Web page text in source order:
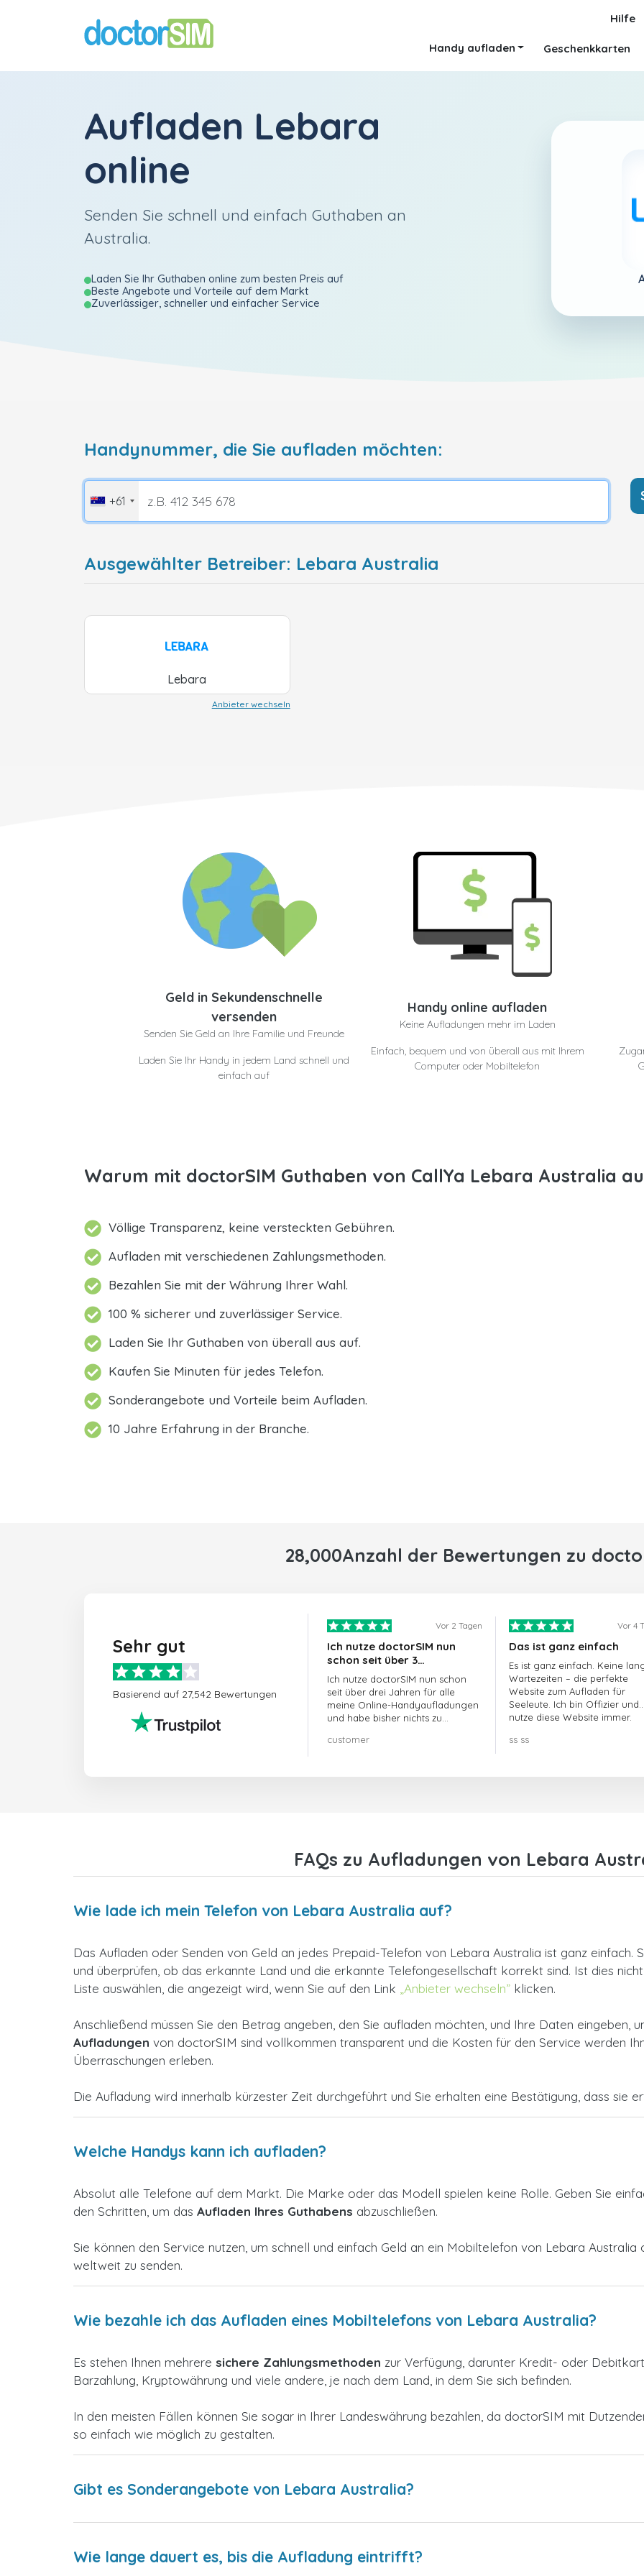
Hilfe
Handy aufladen Geschenkkarten
Aufladen Lebara
online
Senden Sie schnell und einfach Guthaben an
Australia.
Laden Sie Ihr Guthaben online zum besten Preis auf
Beste Angebote und Vorteile auf dem Markt
Zuverlässiger, schneller und einfacher Service
Handynummer, die Sie aufladen möchten:
+61
Ausgewählter Betreiber: Lebara Australia
Lebara
Anbieter wechseln
Geld in Sekundenschnelle
versenden
Senden Sie Geld an Ihre Familie und Freunde
Laden Sie Ihr Handy in jedem Land schnell und
einfach auf
Handy online aufladen
Keine Aufladungen mehr im Laden
Einfach, bequem und von überall aus mit Ihrem
Computer oder Mobiltelefon
Warum mit doctorSIM Guthaben von CallYa Lebara Australia
Völlige Transparenz, keine versteckten Gebühren.
Aufladen mit verschiedenen Zahlungsmethoden.
Bezahlen Sie mit der Währung Ihrer Wahl.
100 % sicherer und zuverlässiger Service.
Laden Sie Ihr Guthaben von überall aus auf.
Kaufen Sie Minuten für jedes Telefon.
Sonderangebote und Vorteile beim Aufladen.
10 Jahre Erfahrung in der Branche.
28,000Anzahl der Bewertungen zu
Sehr gut
Basierend auf 27,542 Bewertungen
Vor 2 Tagen
Ich nutze doctorSIM nun
schon seit über 3…
Ich nutze doctorSIM nun schon
seit über drei Jahren für alle
meine Online-Handyaufladungen
und habe bisher nichts zu
empfehlen!!!
customer
Vor 4
Das ist ganz einfach
Es ist ganz einfach. Keine
Wartezeiten – die perfekte
Website zum Aufladen für
Seeleute. Ich bin Offizier und
nutze diese Website immer.
ss ss
FAQs zu Aufladungen von Lebara
Wie lade ich mein Telefon von Lebara Australia auf?
Das Aufladen oder Senden von Geld an jedes Prepaid-Telefon von Lebara Australia ist ganz einfach.
und überprüfen, ob das erkannte Land und die erkannte Telefongesellschaft korrekt sind. Ist dies
Liste auswählen, die angezeigt wird, wenn Sie auf den Link
„Anbieter wechseln” klicken.
Anschließend müssen Sie den Betrag angeben, den Sie aufladen möchten, und Ihre Daten eingeben,
Aufladungen von doctorSIM sind vollkommen transparent und die Kosten für den Service werden
Überraschungen erleben.
Die Aufladung wird innerhalb kürzester Zeit durchgeführt und Sie erhalten eine Bestätigung, dass sie
Welche Handys kann ich aufladen?
Absolut alle Telefone auf dem Markt. Die Marke oder das Modell spielen keine Rolle. Geben Sie
den Schritten, um das Aufladen Ihres Guthabens abzuschließen.
Sie können den Service nutzen, um schnell und einfach Geld an ein Mobiltelefon von Lebara
weltweit zu senden.
Wie bezahle ich das Aufladen eines Mobiltelefons von Lebara Australia?
Es stehen Ihnen mehrere sichere Zahlungsmethoden zur Verfügung, darunter Kredit- oder
Barzahlung, Kryptowährung und viele andere, je nach dem Land, in dem Sie sich befinden.
In den meisten Fällen können Sie sogar in Ihrer Landeswährung bezahlen, da doctorSIM mit
so einfach wie möglich zu gestalten.
Gibt es Sonderangebote von Lebara Australia?
Wie lange dauert es, bis die Aufladung eintrifft?